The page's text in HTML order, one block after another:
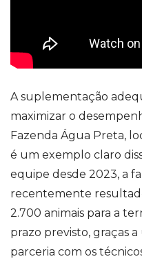
A suplementação
maximizar o
Fazenda Água Preta,
é um exemplo claro
equipe desde 2023, a
recentemente
2.700 animais para a
prazo previsto, graças
parceria com os